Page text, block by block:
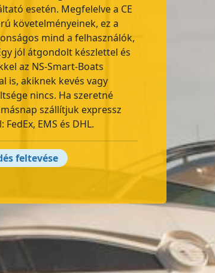
esetén. Megfelelve a CE
követelményeinek, ez a
mind a felhasználók,
jól átgondolt készlettel és
az NS-Smart-Boats
is, akiknek kevés vagy
nincs. Ha szeretné
szállítjuk expressz
EMS és DHL.
feltevése